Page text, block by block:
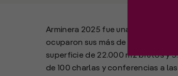
Arminera 2025 fue una edición
ocuparon sus más de 400
superficie de 22.000 m2 brutos y
de 100 charlas y conferencias a